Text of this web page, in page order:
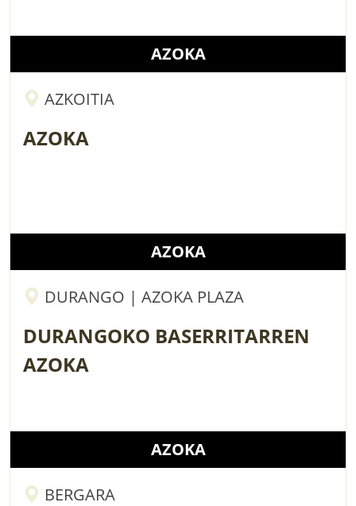
AZOKA
AZKOITIA
AZOKA
AZOKA
DURANGO | AZOKA PLAZA
DURANGOKO BASERRITARREN
AZOKA
AZOKA
BERGARA